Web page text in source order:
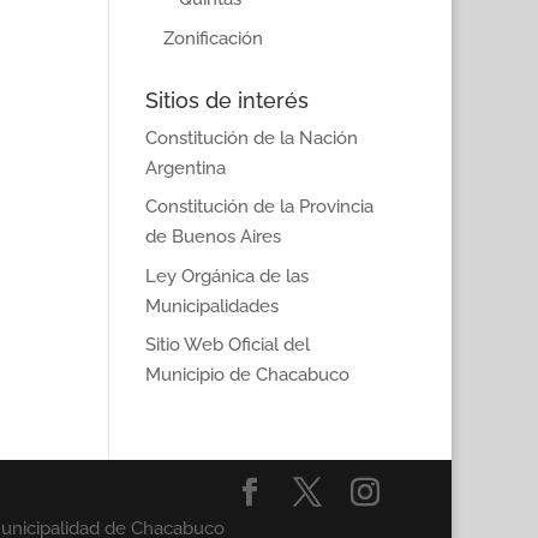
Zonificación
Sitios de interés
Constitución de la Nación
Argentina
Constitución de la Provincia
de Buenos Aires
Ley Orgánica de las
Municipalidades
Sitio Web Oficial del
Municipio de Chacabuco
de Chacabuco